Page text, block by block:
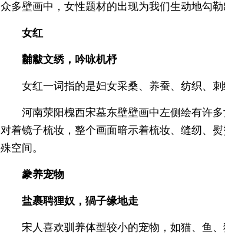
众多壁画中，女性题材的出现为我们生动地勾
女红
黼黻文绣，吟咏机杼
女红一词指的是妇女采桑、养蚕、纺织、刺
河南荥阳槐西宋墓东壁壁画中左侧绘有许
对着镜子梳妆，整个画面暗示着梳妆、缝纫、
殊空间。
豢养宠物
盐裹聘狸奴，猧子缘地走
宋人喜欢驯养体型较小的宠物，如猫、鱼